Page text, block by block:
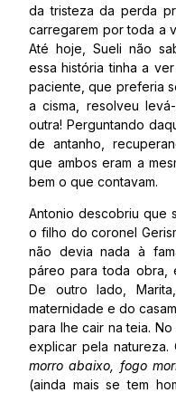
da tristeza da perda
carregarem por toda a
Até hoje, Sueli não
essa história tinha a
paciente, que preferia
a cisma, resolveu
outra! Perguntando
de antanho,
que ambos eram a
bem o que contavam.
Antonio descobriu que
o filho do coronel
não devia nada à
páreo para toda obra,
De outro lado,
maternidade e do
para lhe cair na teia.
explicar pela
morro abaixo, fogo
(ainda mais se tem